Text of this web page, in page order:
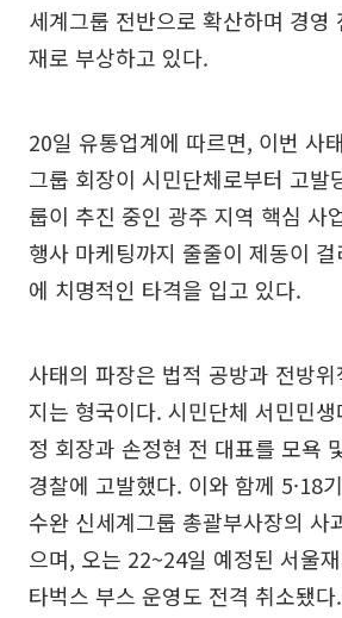
세계그룹 전반으로 확산하며 경영
재로 부상하고 있다.
20일 유통업계에 따르면, 이번 사
그룹 회장이 시민단체로부터 고발
룹이 추진 중인 광주 지역 핵심 사
행사 마케팅까지 줄줄이 제동이
에 치명적인 타격을 입고 있다.
사태의 파장은 법적 공방과 전방
지는 형국이다. 시민단체 서민민
정 회장과 손정현 전 대표를 모욕
경찰에 고발했다. 이와 함께 5·18
수완 신세계그룹 총괄부사장의 사
으며, 오는 22~24일 예정된 서울
타벅스 부스 운영도 전격 취소됐다.